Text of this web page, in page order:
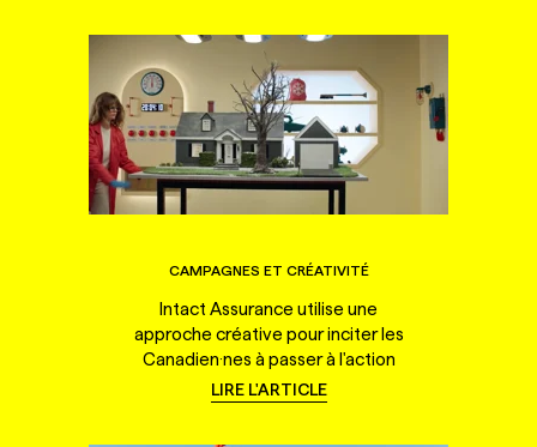
CAMPAGNES ET CRÉATIVITÉ
Intact Assurance utilise une
approche créative pour inciter les
Canadien·nes à passer à l'action
LIRE L'ARTICLE